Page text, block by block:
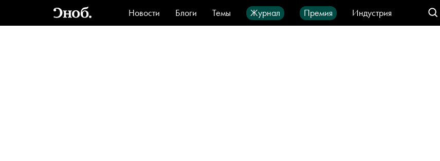
Новости Блоги Темы Журнал Премия
Индустрия
Стиль
Видео Город IT-продукты